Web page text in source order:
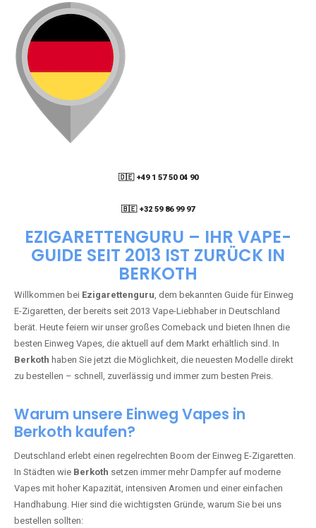
🇩🇪 +49 1 57 50 04 90
🇧🇪 +32 59 86 99 97
EZIGARETTENGURU – IHR VAPE-
GUIDE SEIT 2013 IST ZURÜCK IN
BERKOTH
Willkommen bei Ezigarettenguru, dem bekannten Guide für Einweg
E-Zigaretten, der bereits seit 2013 Vape-Liebhaber in Deutschland
berät. Heute feiern wir unser großes Comeback und bieten Ihnen die
besten Einweg Vapes, die aktuell auf dem Markt erhältlich sind. In
Berkoth haben Sie jetzt die Möglichkeit, die neuesten Modelle direkt
zu bestellen – schnell, zuverlässig und immer zum besten Preis.
Warum unsere Einweg Vapes in
Berkoth kaufen?
Deutschland erlebt einen regelrechten Boom der Einweg E-Zigaretten.
In Städten wie Berkoth setzen immer mehr Dampfer auf moderne
Vapes mit hoher Kapazität, intensiven Aromen und einer einfachen
Handhabung. Hier sind die wichtigsten Gründe, warum Sie bei uns
bestellen sollten: